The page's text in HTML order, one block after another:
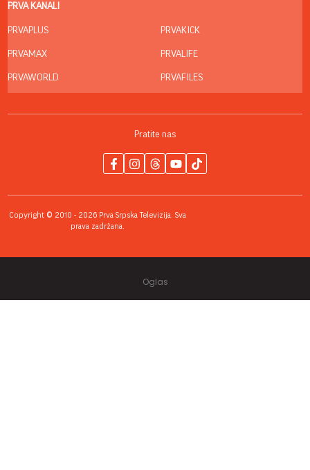
PRVA KANALI
PRVAPLUS
PRVAMAX
PRVAWORLD
PRVAKICK
PRVALIFE
PRVAFILES
Pratite nas
Copyright © 2010 - 2026 Prva Srpska Televizija. Sva
prava zadržana.